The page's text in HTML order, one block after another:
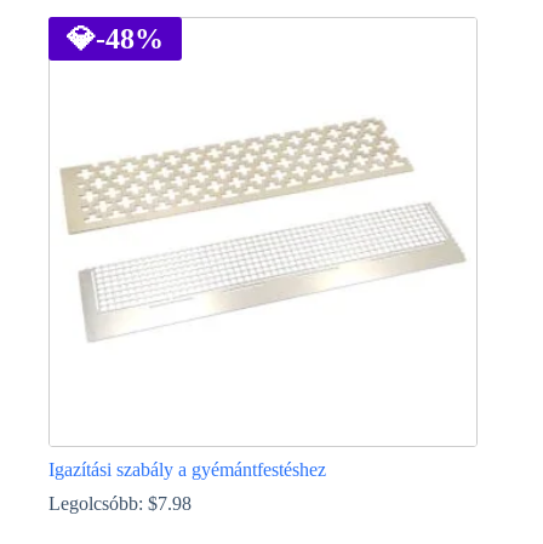
a
terméknek
több
termékoldalon
választhatók
💎-48%
Igazítási szabály a gyémántfestéshez
Legolcsóbb: $7.98